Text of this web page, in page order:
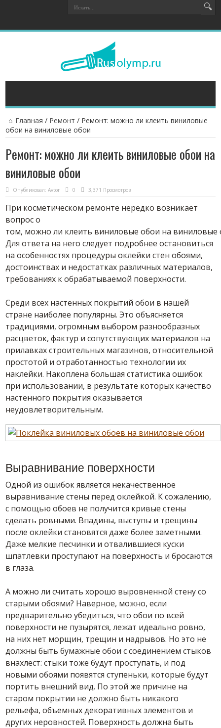
Главная / Ремонт / Ремонт: можно ли клеить виниловые
обои на виниловые обои
Ремонт: можно ли клеить виниловые обои на
виниловые обои
Опубликовал:Avtor 0 3,371 Просмотров
При косметическом ремонте нередко возникает
вопрос о
том, можно ли клеить виниловые обои на виниловые
Для ответа на него следует подробнее остановиться
на особенностях процедуры оклейки стен обоями,
достоинствах и недостатках различных материалов,
требованиях к обрабатываемой поверхности.
Среди всех настенных покрытийобои в нашей
стране наиболее популярны. Это объясняется
традициями, огромным выбором разнообразных
расцветок, фактур и сопутствующих материалов на
прилавках строительных магазинов, относительной
простотой и отработанностью технологии их
наклейки. Накоплена большая статистика ошибок
при использовании, в результате которых качество
настенного покрытия оказывается
неудовлетворительным.
Выравнивание поверхности
Одной из ошибок является некачественное
выравнивание стены перед оклейкой. К сожалению,
с помощью обоев не получится кривые стены
сделать ровными. Впадины, выступы и трещины
после оклейки становятся даже более заметными.
Даже мелкие песчинки и отвалившиеся куски
шпатлевки проступают на поверхность и бросаются
в глаза.
А можно ли считать хорошо выровненной стену со
старыми обоями? Наверное, можно, если
предварительно убедиться, чтообои по всей
поверхности не пузырятся, лежат идеально ровно,
на них нет морщин, трещин и надрывов. Но это не
должны быть бумажныеобои с соединением стыков
внахлест: стыки тоже будут проступать, и под
новыми обоями появятся ступеньки, которые будут
портить внешний вид. По этой же причине на
старом покрытии не должно быть никакого
рельефа, объемных декоративных элементов и
других неровностей. Поверхность должна быть